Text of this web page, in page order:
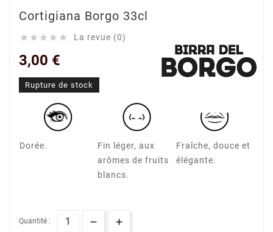
Cortigiana Borgo 33cl
     La revue (0)
3,00 €
Rupture de stock
Dorée.
Fin léger, aux
arômes de fruits
blancs.
Fraîche, douce et
élégante.
Quantité :